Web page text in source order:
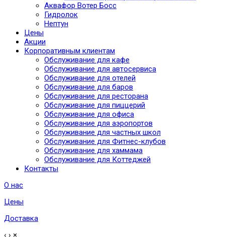
Аквафор Вотер Босс
Гидролок
Нептун
Цены
Акции
Корпоративным клиентам
Обслуживание для кафе
Обслуживание для автосервиса
Обслуживание для отелей
Обслуживание для баров
Обслуживание для ресторана
Обслуживание для пиццерий
Обслуживание для офиса
Обслуживание для аэропортов
Обслуживание для частных школ
Обслуживание для Фитнес-клубов
Обслуживание для хаммама
Обслуживание для Коттеджей
Контакты
О нас
Цены
Доставка
‹ › ×